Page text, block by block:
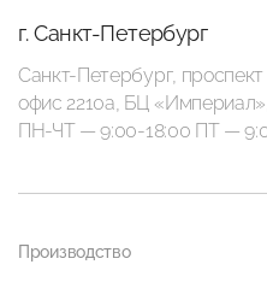
г. Санкт-Петербург
Санкт-Петербург,
офис 2210а, БЦ
ПН-ЧТ — 9:00-18:00 ПТ —
Производство